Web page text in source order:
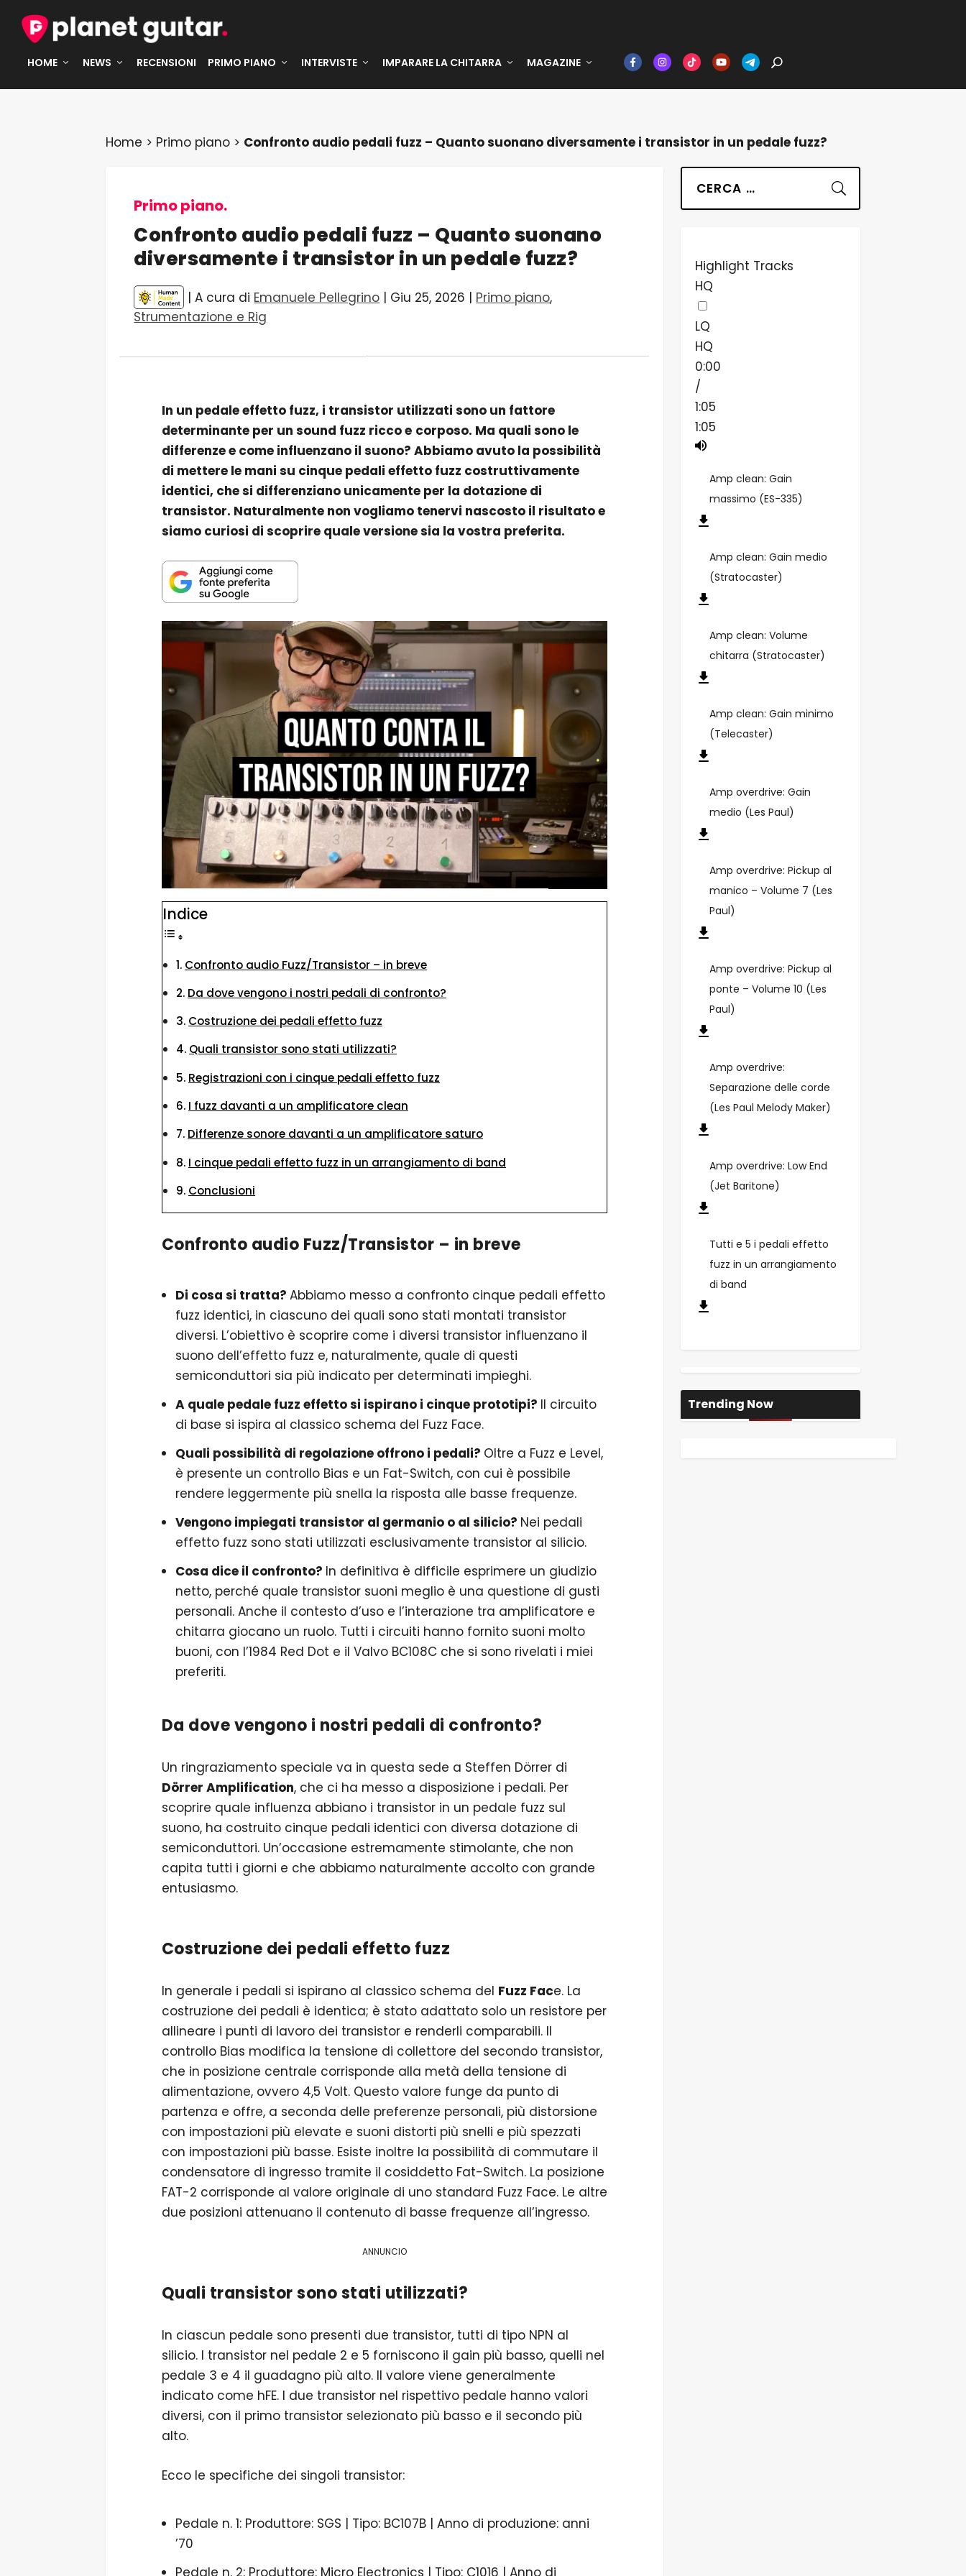
HOME NEWS RECENSIONI PRIMO PIANO INTERVISTE IMPARARE LA CHITARRA MAGAZINE
Home > Primo piano > Confronto audio pedali fuzz – Quanto suonano diversamente i transistor in un pedale fuzz?
Primo piano.
Confronto audio pedali fuzz – Quanto suonano
diversamente i transistor in un pedale fuzz?
| A cura di Emanuele Pellegrino | Giu 25, 2026 | Primo piano,
Strumentazione e Rig
In un pedale effetto fuzz, i transistor utilizzati sono un fattore
determinante per un sound fuzz ricco e corposo. Ma quali sono le
differenze e come influenzano il suono? Abbiamo avuto la possibilità
di mettere le mani su cinque pedali effetto fuzz costruttivamente
identici, che si differenziano unicamente per la dotazione di
transistor. Naturalmente non vogliamo tenervi nascosto il risultato e
siamo curiosi di scoprire quale versione sia la vostra preferita.
Indice
Confronto audio Fuzz/Transistor – in breve
Da dove vengono i nostri pedali di confronto?
Costruzione dei pedali effetto fuzz
Quali transistor sono stati utilizzati?
Registrazioni con i cinque pedali effetto fuzz
I fuzz davanti a un amplificatore clean
Differenze sonore davanti a un amplificatore saturo
I cinque pedali effetto fuzz in un arrangiamento di band
Conclusioni
Confronto audio Fuzz/Transistor – in breve
Di cosa si tratta? Abbiamo messo a confronto cinque pedali effetto
fuzz identici, in ciascuno dei quali sono stati montati transistor
diversi. L’obiettivo è scoprire come i diversi transistor influenzano il
suono dell’effetto fuzz e, naturalmente, quale di questi
semiconduttori sia più indicato per determinati impieghi.
A quale pedale fuzz effetto si ispirano i cinque prototipi? Il circuito
di base si ispira al classico schema del Fuzz Face.
Quali possibilità di regolazione offrono i pedali? Oltre a Fuzz e Level,
è presente un controllo Bias e un Fat-Switch, con cui è possibile
rendere leggermente più snella la risposta alle basse frequenze.
Vengono impiegati transistor al germanio o al silicio? Nei pedali
effetto fuzz sono stati utilizzati esclusivamente transistor al silicio.
Cosa dice il confronto? In definitiva è difficile esprimere un giudizio
netto, perché quale transistor suoni meglio è una questione di gusti
personali. Anche il contesto d’uso e l’interazione tra amplificatore e
chitarra giocano un ruolo. Tutti i circuiti hanno fornito suoni molto
buoni, con l’1984 Red Dot e il Valvo BC108C che si sono rivelati i miei
preferiti.
Da dove vengono i nostri pedali di confronto?
Un ringraziamento speciale va in questa sede a Steffen Dörrer di
Dörrer Amplification, che ci ha messo a disposizione i pedali. Per
scoprire quale influenza abbiano i transistor in un pedale fuzz sul
suono, ha costruito cinque pedali identici con diversa dotazione di
semiconduttori. Un’occasione estremamente stimolante, che non
capita tutti i giorni e che abbiamo naturalmente accolto con grande
entusiasmo.
Costruzione dei pedali effetto fuzz
In generale i pedali si ispirano al classico schema del Fuzz Face. La
costruzione dei pedali è identica; è stato adattato solo un resistore per
allineare i punti di lavoro dei transistor e renderli comparabili. Il
controllo Bias modifica la tensione di collettore del secondo transistor,
che in posizione centrale corrisponde alla metà della tensione di
alimentazione, ovvero 4,5 Volt. Questo valore funge da punto di
partenza e offre, a seconda delle preferenze personali, più distorsione
con impostazioni più elevate e suoni distorti più snelli e più spezzati
con impostazioni più basse. Esiste inoltre la possibilità di commutare il
condensatore di ingresso tramite il cosiddetto Fat-Switch. La posizione
FAT-2 corrisponde al valore originale di uno standard Fuzz Face. Le altre
due posizioni attenuano il contenuto di basse frequenze all’ingresso.
ANNUNCIO
Quali transistor sono stati utilizzati?
In ciascun pedale sono presenti due transistor, tutti di tipo NPN al
silicio. I transistor nel pedale 2 e 5 forniscono il gain più basso, quelli nel
pedale 3 e 4 il guadagno più alto. Il valore viene generalmente
indicato come hFE. I due transistor nel rispettivo pedale hanno valori
diversi, con il primo transistor selezionato più basso e il secondo più
alto.
Ecco le specifiche dei singoli transistor:
Pedale n. 1: Produttore: SGS | Tipo: BC107B | Anno di produzione: anni
’70
Suchen
Highlight Tracks
HQ
LQ
HQ
0:00
/
1:05
1:05
Amp clean: Gain
massimo (ES-335)
Amp clean: Gain medio
(Stratocaster)
Amp clean: Volume
chitarra (Stratocaster)
Amp clean: Gain minimo
(Telecaster)
Amp overdrive: Gain
medio (Les Paul)
Amp overdrive: Pickup al
manico – Volume 7 (Les
Paul)
Amp overdrive: Pickup al
ponte – Volume 10 (Les
Paul)
Amp overdrive:
Separazione delle corde
(Les Paul Melody Maker)
Amp overdrive: Low End
(Jet Baritone)
Tutti e 5 i pedali effetto
fuzz in un arrangiamento
di band
Trending Now